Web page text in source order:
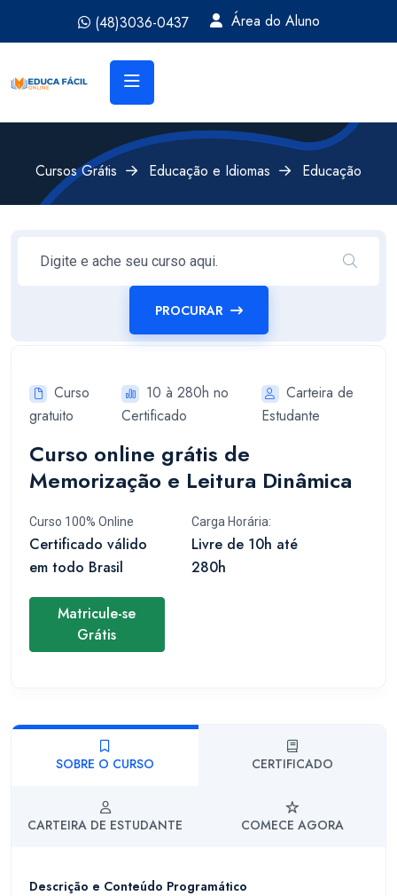
(48)3036-0437 Área do Aluno
Cursos Grátis Educação e Idiomas Educação
PROCURAR
Curso
gratuito
10 à 280h no
Certificado
Carteira de
Estudante
Curso online grátis de
Memorização e Leitura Dinâmica
Curso 100% Online
Certificado válido
em todo Brasil
Carga Horária:
Livre de 10h até
280h
Matricule-se
Grátis
SOBRE O CURSO CERTIFICADO
CARTEIRA DE ESTUDANTE COMECE AGORA
Descrição e Conteúdo Programático